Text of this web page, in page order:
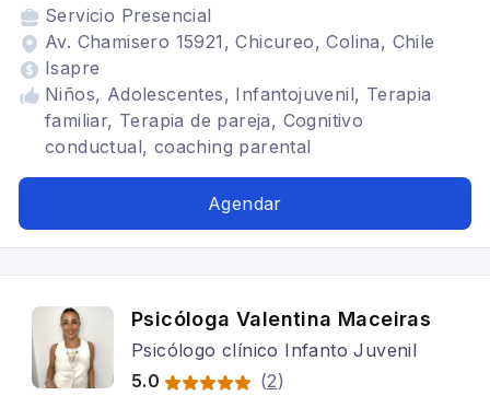
Servicio Presencial
Av. Chamisero 15921, Chicureo, Colina, Chile
Isapre
Niños, Adolescentes, Infantojuvenil, Terapia
familiar, Terapia de pareja, Cognitivo
conductual, coaching parental
Agendar
Psicóloga Valentina Maceiras
Psicólogo clínico Infanto Juvenil
5.0
(2)